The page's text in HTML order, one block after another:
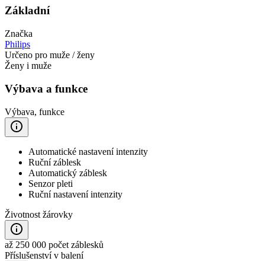
Základní
Značka
Philips
Určeno pro muže / ženy
Ženy i muže
Výbava a funkce
Výbava, funkce
Automatické nastavení intenzity
Ruční záblesk
Automatický záblesk
Senzor pleti
Ruční nastavení intenzity
Životnost žárovky
až 250 000 počet záblesků
Příslušenství v balení